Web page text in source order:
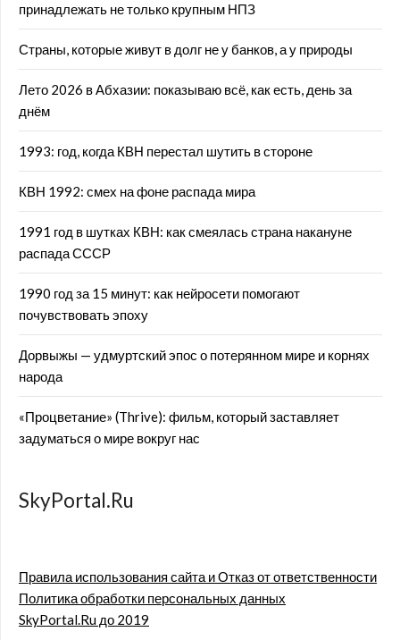
принадлежать не только крупным НПЗ
Страны, которые живут в долг не у банков, а у природы
Лето 2026 в Абхазии: показываю всё, как есть, день за
днём
1993: год, когда КВН перестал шутить в стороне
КВН 1992: смех на фоне распада мира
1991 год в шутках КВН: как смеялась страна накануне
распада СССР
1990 год за 15 минут: как нейросети помогают
почувствовать эпоху
Дорвыжы — удмуртский эпос о потерянном мире и корнях
народа
«Процветание» (Thrive): фильм, который заставляет
задуматься о мире вокруг нас
SkyPortal.Ru
Правила использования сайта и Отказ от ответственности
Политика обработки персональных данных
SkyPortal.Ru до 2019